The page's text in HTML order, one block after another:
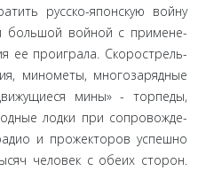
русско-японскую войну
большой войной с примене­
ее проиграла. Скорострель­
минометы, многозарядные
мины» - торпеды,
лодки при сопровожде­
и прожекторов успешно
человек с обеих сторон.